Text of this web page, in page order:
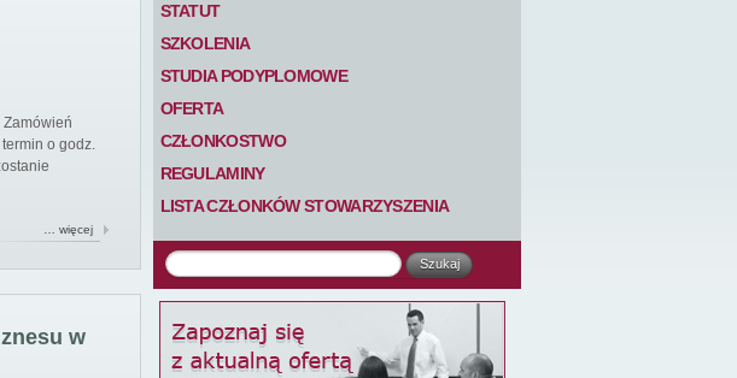
STATUT
SZKOLENIA
STUDIA PODYPLOMOWE
OFERTA
CZŁONKOSTWO
REGULAMINY
LISTA CZŁONKÓW STOWARZYSZENIA
o godz.
… więcej
w